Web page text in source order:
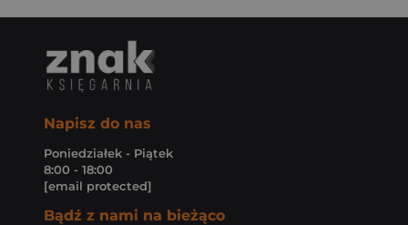
Napisz do nas
Poniedziałek - Piątek
8:00 - 18:00
[email protected]
Bądź z nami na bieżąco